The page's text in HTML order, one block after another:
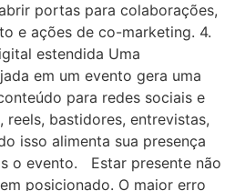
portas para colaborações,
e ações de co-marketing. 4.
estendida Uma
em um evento gera uma
para redes sociais e
bastidores, entrevistas,
isso alimenta sua presença
o evento. Estar presente não
posicionado. O maior erro